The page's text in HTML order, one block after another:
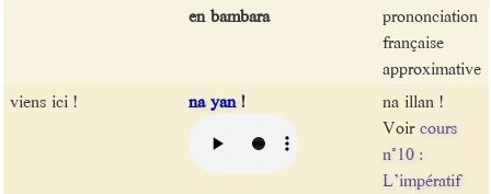
en bambara
prononciation
française
approximative
viens ici !
na yan!
na illan !
Voircours
n°10 :
L’impératif